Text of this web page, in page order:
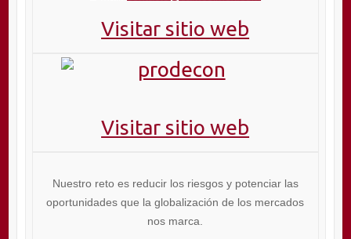
Visitar sitio web
Visitar sitio web
Nuestro reto es reducir los riesgos y potenciar las
oportunidades que la globalización de los mercados
nos marca.